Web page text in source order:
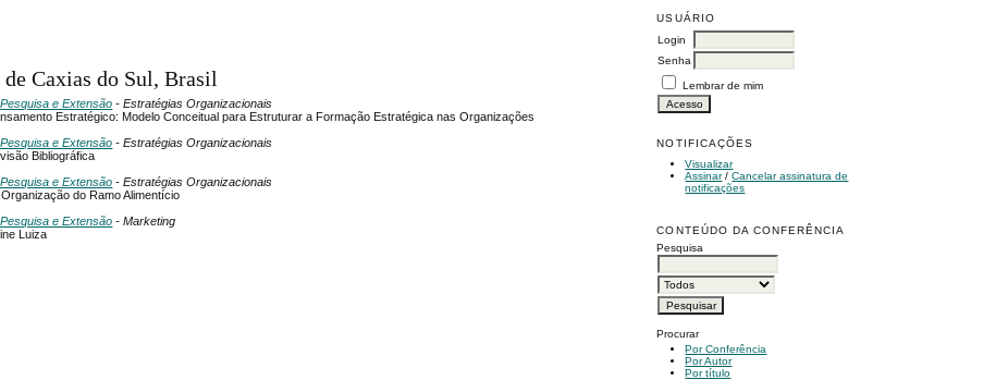
USUÁRIO
Login
Senha
Lembrar de mim
NOTIFICAÇÕES
Visualizar
Assinar/Cancelar assinatura de
notificações
CONTEÚDO DA CONFERÊNCIA
Pesquisa
Procurar
Por Conferência
Por Autor
Por título
Caxias do Sul, Brasil
e Extensão - Estratégias Organizacionais
Estratégico: Modelo Conceitual para Estruturar a Formação Estratégica nas Organizações
e Extensão - Estratégias Organizacionais
Bibliográfica
e Extensão - Estratégias Organizacionais
do Ramo Alimentício
e Extensão - Marketing
Luiza